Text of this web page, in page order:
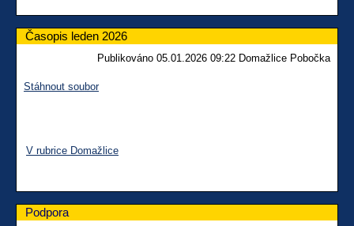
Časopis leden 2026
Publikováno 05.01.2026 09:22 Domažlice Pobočka
Stáhnout soubor
V rubrice Domažlice
Podpora